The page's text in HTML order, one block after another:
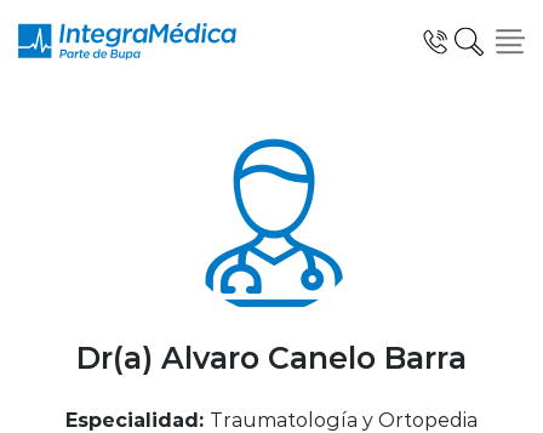
Especialidades y Servicios
Telemedicina Blua
Dr(a) Alvaro Canelo Barra
Especialidad: Traumatología y Ortopedia